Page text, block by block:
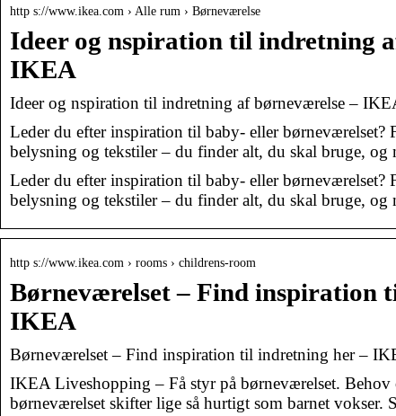
http s://www.ikea.com › Alle rum › Børneværelse
Ideer og nspiration til indretning
IKEA
Ideer og nspiration til indretning af børneværelse –
Leder du efter inspiration til baby- eller børneværelset?
belysning og tekstiler – du finder alt, du skal bruge,
Leder du efter inspiration til baby- eller børneværelset?
belysning og tekstiler – du finder alt, du skal bruge, og
http s://www.ikea.com › rooms › childrens-room
Børneværelset – Find inspiration
IKEA
Børneværelset – Find inspiration til indretning her –
IKEA Liveshopping – Få styr på børneværelset.
børneværelset skifter lige så hurtigt som barnet vokser.